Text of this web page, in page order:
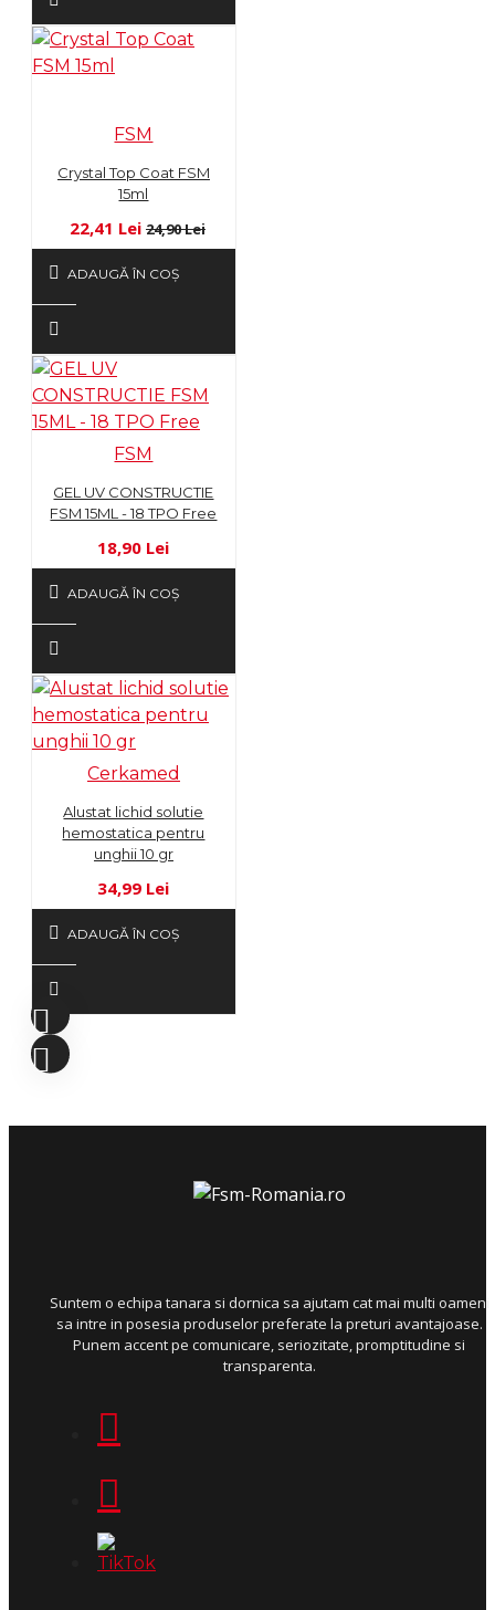
FSM
Crystal Top Coat FSM
15ml
22,41 Lei 24,90 Lei
ADAUGĂ ÎN COŞ
FSM
GEL UV CONSTRUCTIE
FSM 15ML - 18 TPO Free
18,90 Lei
ADAUGĂ ÎN COŞ
Cerkamed
Alustat lichid solutie
hemostatica pentru
unghii 10 gr
34,99 Lei
ADAUGĂ ÎN COŞ
Suntem o echipa tanara si dornica sa ajutam cat mai multi oameni
sa intre in posesia produselor preferate la preturi avantajoase.
Punem accent pe comunicare, seriozitate, promptitudine si
transparenta.